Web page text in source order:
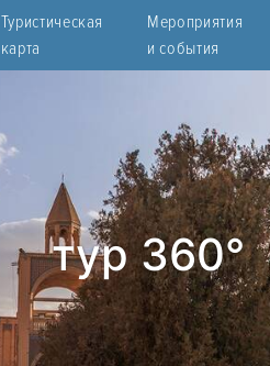
Туристическая
карта
Мероприятия
и события
тур 360°